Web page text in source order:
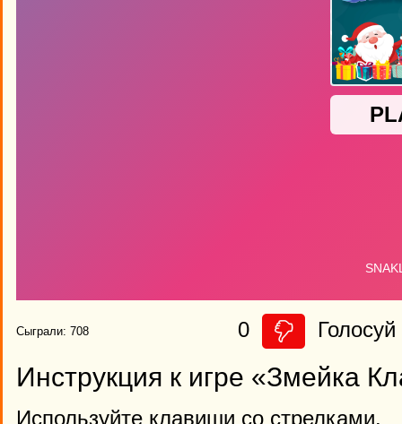
Сыграли: 708 0 Голосуй
Инструкция к игре «Змейка
Используйте клавиши со стрелками.